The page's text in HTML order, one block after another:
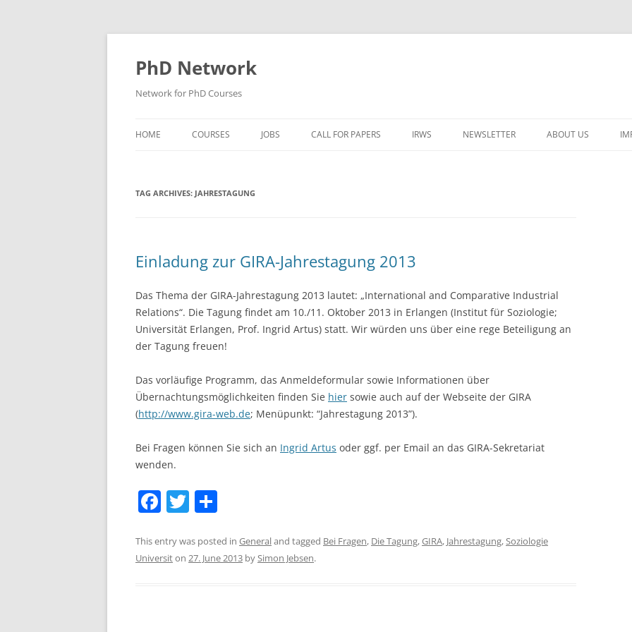
Skip
content
PhD Network
Network for PhD Courses
HOME COURSES
GESIS
IAB
LEUPHANA UNIVERSITY
TU HAMBURG HARBURG
UNIVERSITY OF HAMBURG – BWL
UNIVERSITY OF HAMBURG – EPB
ARCHIVE
JOBS CALL FOR PAPERS IRWS
LECTURERS &
LECTURERS &
LECTURERS &
LECTURERS &
LECTURERS &
LECTURERS &
LECTURERS &
PROGRAMME
IRWS NETWORK
NEWSLETTER ABOUT US
TAG ARCHIVES: JAHRESTAGUNG
Einladung zur GIRA-Jahrestagung 2013
Das Thema der GIRA-Jahrestagung 2013 lautet: „International and Comparative Industrial
Relations“. Die Tagung findet am 10./11. Oktober 2013 in Erlangen (Institut für Soziologie;
Universität Erlangen, Prof. Ingrid Artus) statt. Wir würden uns über eine rege Beteiligung an
der Tagung freuen!
Das vorläufige Programm, das Anmeldeformular sowie Informationen über
Übernachtungsmöglichkeiten finden Sie hier sowie auch auf der Webseite der GIRA
(http://www.gira-web.de; Menüpunkt: “Jahrestagung 2013”).
Bei Fragen können Sie sich an Ingrid Artus oder ggf. per Email an das GIRA-Sekretariat
wenden.
F
c
e
T
itt
er
ar
e
This entry was posted in Generaland tagged Bei Fragen, Die Tagung,GIRA, Jahrestagung,Soziologie
Universiton 27. June 2013 bySimon Jebsen.